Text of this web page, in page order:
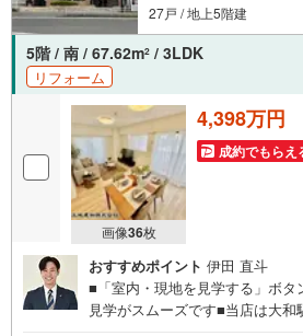
27戸 / 地上5階建
5階 / 南 / 67.62m2 / 3LDK
リフォーム
画像36枚
4,398万円
成約でもらえ
おすすめポイント 伊田 直斗
■「室内・現地を見学する」ボ
見学がスムーズです■当店は大